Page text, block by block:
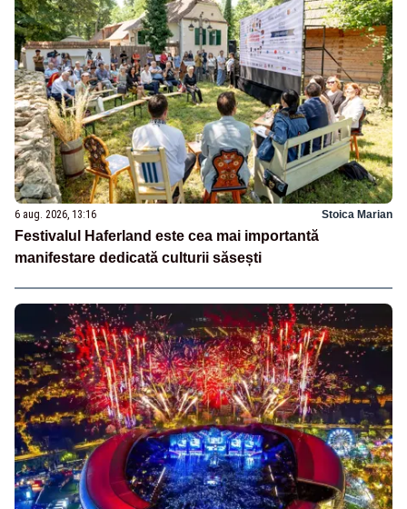
6 aug. 2026, 13:16 Stoica Marian
Festivalul Haferland este cea mai importantă
manifestare dedicată culturii săsești